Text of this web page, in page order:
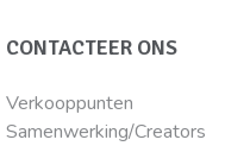
CONTACTEER ONS
Verkooppunten
Samenwerking/Creators